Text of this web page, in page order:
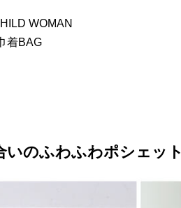
WOMAN
着BAG
いのふわふわポシェット